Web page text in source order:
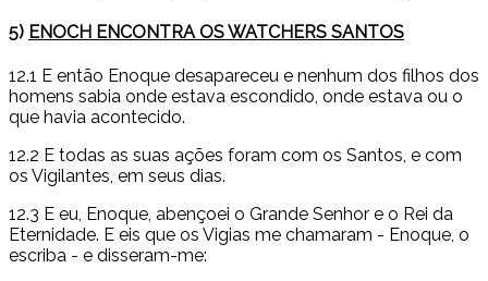
5) ENOCH ENCONTRA OS WATCHERS SANTOS
12.1 E então Enoque desapareceu e nenhum dos filhos dos
homens sabia onde estava escondido, onde estava ou o
que havia acontecido.
12.2 E todas as suas ações foram com os Santos, e com
os Vigilantes, em seus dias.
12.3 E eu, Enoque, abençoei o Grande Senhor e o Rei da
Eternidade. E eis que os Vigias me chamaram - Enoque, o
escriba - e disseram-me: